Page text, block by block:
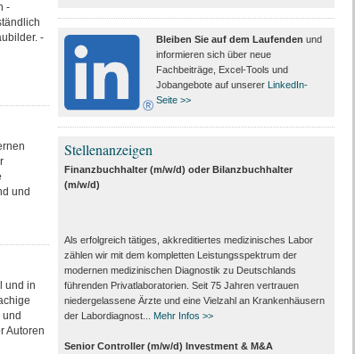
-
-
und
und in
Autoren
Bleiben Sie auf dem Laufenden und
informieren sich über neue
Fachbeiträge, Excel-Tools und
Jobangebote auf unserer LinkedIn-
Seite >>
Stellenanzeigen
Finanzbuchhalter (m/w/d) oder Bilanzbuchhalter
(m/w/d)
Als erfolgreich tätiges, akkreditiertes medizinisches Labor
zählen wir mit dem kompletten Leistungs­spektrum der
modernen medizinischen Diagnostik zu Deutschlands
führenden Privat­laboratorien. Seit 75 Jahren vertrauen
nieder­gelassene Ärzte und eine Vielzahl an Kranken­häusern
der Labor­diagnost...
Mehr Infos >>
Senior Controller (m/w/d) Investment & M&A